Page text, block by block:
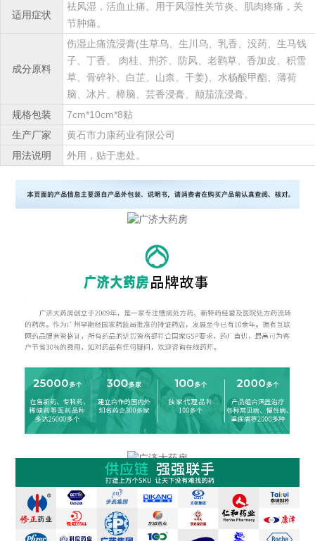
适用症状
祛风湿，活血止痛。用于风湿性关节炎、肌肉疼痛，关
节肿痛。
成分原料
伤湿止痛流浸膏(生草乌、生川乌、乳香、没药、生马钱
子、丁香、 肉桂、荆芥、防风、老鹳草、香加皮、积雪
草、骨碎补、白芷、山柰、干姜)、水杨酸甲酯、薄荷
脑、冰片、樟脑、芸香浸膏、颠茄流浸膏。
规格包装
7cm*10cm*8贴
生产厂家
黄石市力康药业有限公司
用法说明
外用，贴于患处。